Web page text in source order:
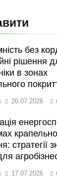
без
рішення
в зонах
26.07.2026
стратегії
17.07.2026